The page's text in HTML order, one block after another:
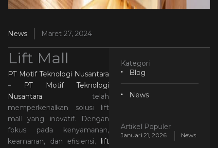
News Maret 27, 2024
Lift Mall
PT Motif Teknologi Nusantara
– PT Motif Teknologi
Nusantara telah
memperkenalkan solusi lift
mall yang inovatif. Dengan
fokus pada kenyamanan,
keamanan, dan efisiensi, lift
Kategori
Blog
News
Artikel Populer
Januari 21, 2026 News